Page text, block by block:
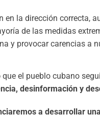
en la dirección correcta,
de las medidas
y provocar carencias a
el pueblo cubano
desinformación y
a desarrollar